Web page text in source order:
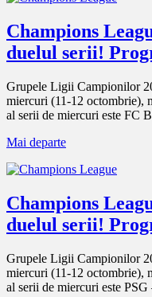
Champions
duelul serii!
Grupele Ligii Campionilor
miercuri (11-12 octombrie),
al serii de miercuri este FC
Mai departe
Champions
duelul serii!
Grupele Ligii Campionilor
miercuri (11-12 octombrie),
al serii de miercuri este